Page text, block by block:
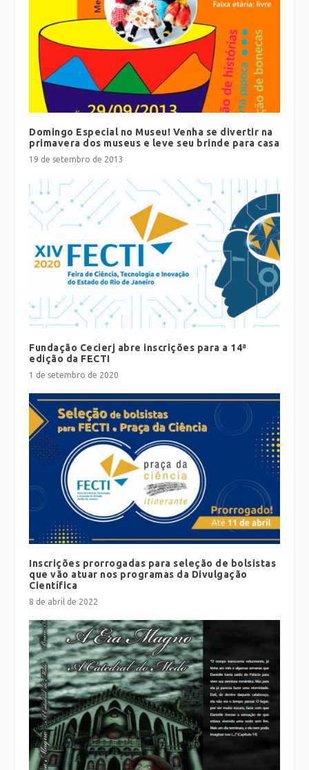
Domingo Especial no Museu! Venha se divertir na
primavera dos museus e leve seu brinde para casa
19 de setembro de 2013
Fundação Cecierj abre inscrições para a 14ª
edição da FECTI
1 de setembro de 2020
Inscrições prorrogadas para seleção de bolsistas
que vão atuar nos programas da Divulgação
Científica
8 de abril de 2022